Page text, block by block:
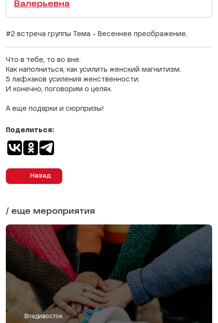
Валерьевна
#2 встреча группы Тема - Весеннее преображение.
Что в тебе, то во вне.
Как наполниться, как усилить женский магнитизм.
5 лафхаков усиления женственности.
И конечно, поговорим о целях.
А еще подарки и сюрпризы!
Назад
Поделиться:
/ еще мероприятия
Владивосток